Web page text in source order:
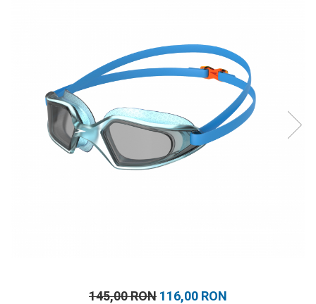
Tricouri, pantaloni, bluze
Costume profesionale inot
145,00 RON 116,00 RON